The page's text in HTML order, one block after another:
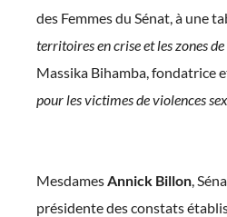
des Femmes du Sénat, à une
territoires en crise et les zones
Massika Bihamba, fondatrice
pour les victimes de violences
Mesdames Annick Billon ,
présidente des constats